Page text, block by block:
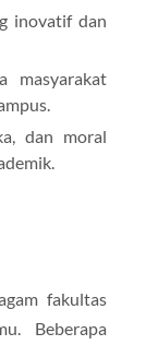
inovatif dan
masyarakat
dan moral
fakultas
Beberapa